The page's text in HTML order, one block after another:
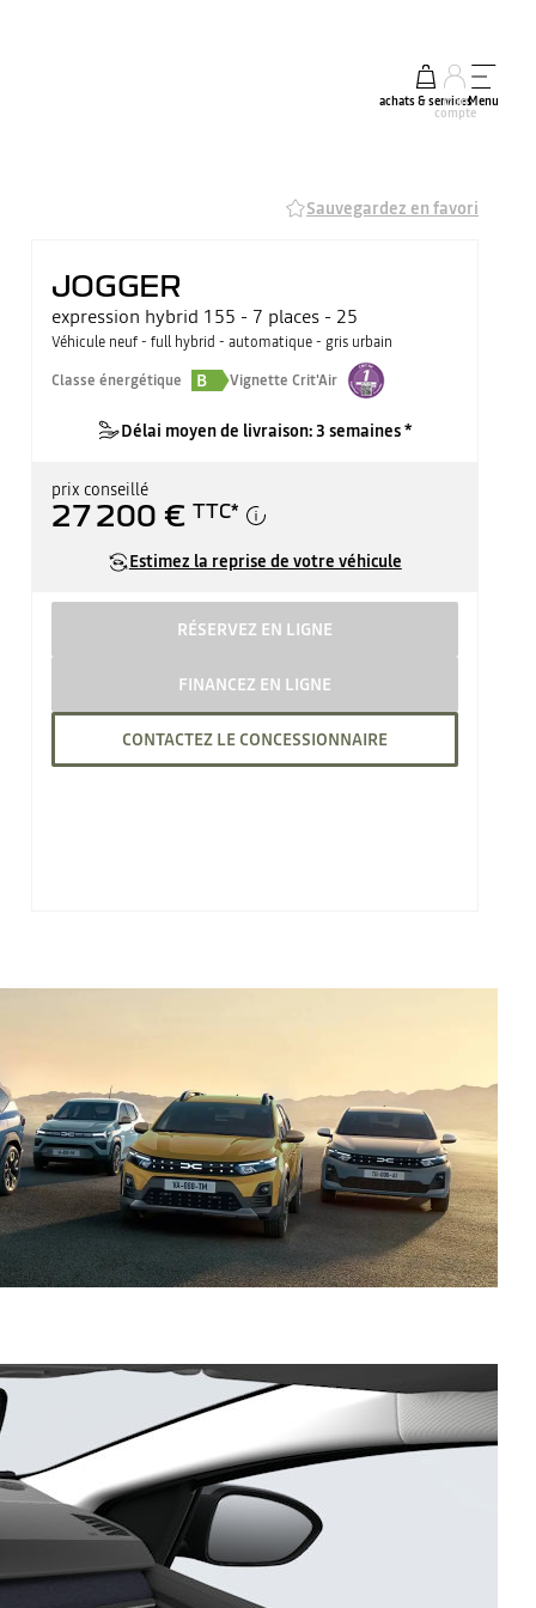
achats & services
mon
compte
Menu
Sauvegardez en favori
JOGGER
expression hybrid 155 - 7 places - 25
Véhicule neuf - full hybrid - automatique - gris urbain
Classe énergétique
B Vignette Crit'Air
Délai moyen de livraison: 3 semaines *
prix conseillé
27 200 € TTC*
Estimez la reprise de votre véhicule
RÉSERVEZ EN LIGNE
FINANCEZ EN LIGNE
CONTACTEZ LE CONCESSIONNAIRE